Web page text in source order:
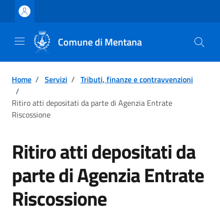
Vai ai contenuti
Vai al footer
Comune di Mentana
Home / Servizi / Tributi, finanze e contravvenzioni
/
Ritiro atti depositati da parte di Agenzia Entrate
Riscossione
Ritiro atti depositati da
parte di Agenzia Entrate
Riscossione